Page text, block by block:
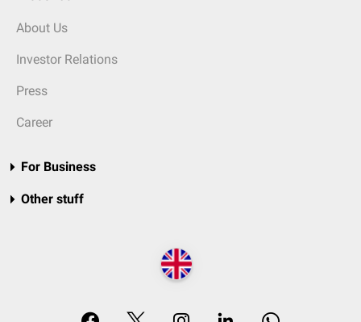
About Us
Investor Relations
Press
Career
For Business
Other stuff